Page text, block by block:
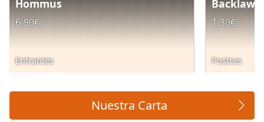
Hommus
6,90€
Entrantes
Backlawa
1,30€
Postres
Nuestra Carta